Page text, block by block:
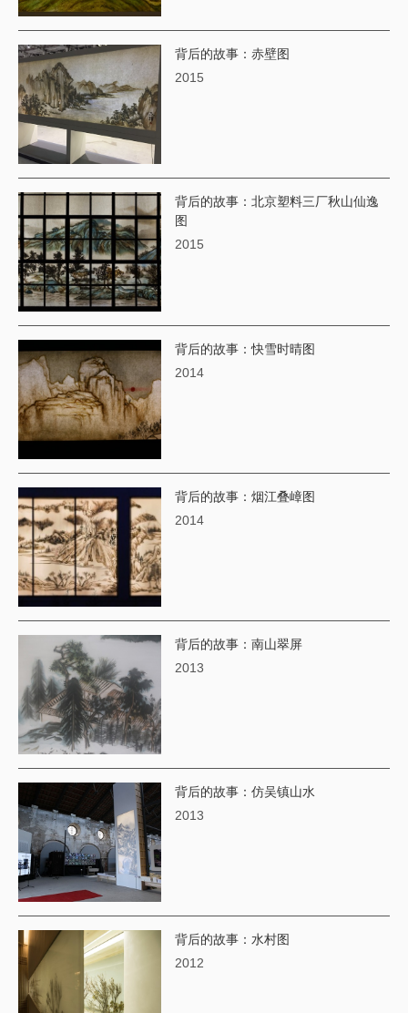
背后的故事：赤壁图
2015
背后的故事：北京塑料三厂秋山仙逸
图
2015
背后的故事：快雪时晴图
2014
背后的故事：烟江叠嶂图
2014
背后的故事：南山翠屏
2013
背后的故事：仿吴镇山水
2013
背后的故事：水村图
2012